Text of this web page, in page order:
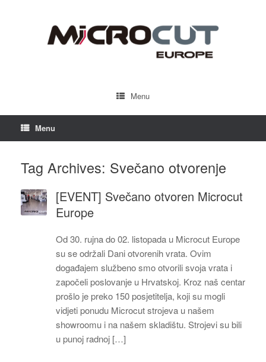
Menu
Menu
Tag Archives: Svečano otvorenje
[EVENT] Svečano otvoren Microcut
Europe
Od 30. rujna do 02. listopada u Microcut Europe
su se održali Dani otvorenih vrata. Ovim
događajem službeno smo otvorili svoja vrata i
započeli poslovanje u Hrvatskoj. Kroz naš centar
prošlo je preko 150 posjetitelja, koji su mogli
vidjeti ponudu Microcut strojeva u našem
showroomu i na našem skladištu. Strojevi su bili
u punoj radnoj […]